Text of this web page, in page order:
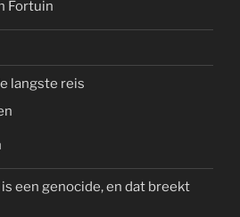
Fortuin
langste reis
een genocide, en dat breekt